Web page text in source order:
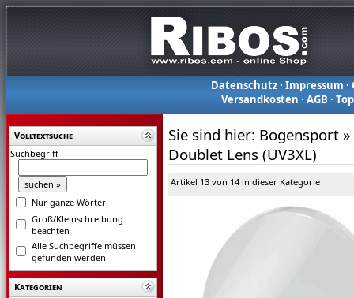
Datenschutz· Impressum ·
Versandkosten ·AGB ·
Volltextsuche
Suchbegriff
Nur ganze Wörter
Groß/Kleinschreibung
beachten
Alle Suchbegriffe müssen
gefunden werden
Kategorien
Sie sind hier: Bogensport »
Doublet Lens (UV3XL)
Artikel 13 von 14 in dieser Kategorie